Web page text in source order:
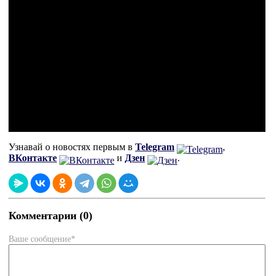
Узнавай о новостях первым в Telegram
,
ВКонтакте
и Дзен .
Комментарии (0)
Ваше сообщение*